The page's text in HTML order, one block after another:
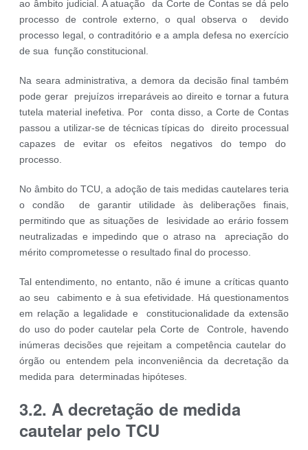
ao âmbito judicial. A atuação da Corte de Contas se dá pelo
processo de controle externo, o qual observa o devido
processo legal, o contraditório e a ampla defesa no exercício
de sua função constitucional.
Na seara administrativa, a demora da decisão final também
pode gerar prejuízos irreparáveis ao direito e tornar a futura
tutela material inefetiva. Por conta disso, a Corte de Contas
passou a utilizar-se de técnicas típicas do direito processual
capazes de evitar os efeitos negativos do tempo do
processo.
No âmbito do TCU, a adoção de tais medidas cautelares teria
o condão de garantir utilidade às deliberações finais,
permitindo que as situações de lesividade ao erário fossem
neutralizadas e impedindo que o atraso na apreciação do
mérito comprometesse o resultado final do processo.
Tal entendimento, no entanto, não é imune a críticas quanto
ao seu cabimento e à sua efetividade. Há questionamentos
em relação a legalidade e constitucionalidade da extensão
do uso do poder cautelar pela Corte de Controle, havendo
inúmeras decisões que rejeitam a competência cautelar do
órgão ou entendem pela inconveniência da decretação da
medida para determinadas hipóteses.
3.2. A decretação de medida
cautelar pelo TCU